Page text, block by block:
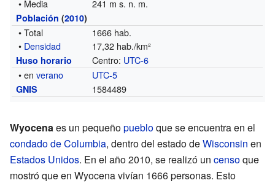
• Media 241 m s. n. m.
Población (2010)
• Total
1666 hab.
• Densidad 17,32 hab./km²
Huso horario Centro: UTC-6
• enverano UTC-5
GNIS 1584489
Wyocenaes un pequeñopuebloque se encuentra en el
condado de Columbia, dentro del estado deWisconsin en
Estados Unidos. En el año 2010, se realizó un censoque
mostró que en Wyocena vivían 1666 personas. Esto